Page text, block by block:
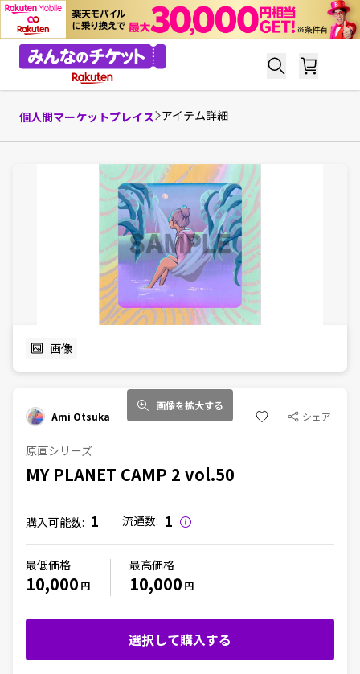
個人間マーケットプレイス アイテム詳細
画像を拡大する
画像
Ami Otsuka シェア
原画シリーズ
MY PLANET CAMP 2 vol.50
購入可能数: 1 流通数: 1
最低価格
10,000 円
最高価格
10,000 円
選択して購入する